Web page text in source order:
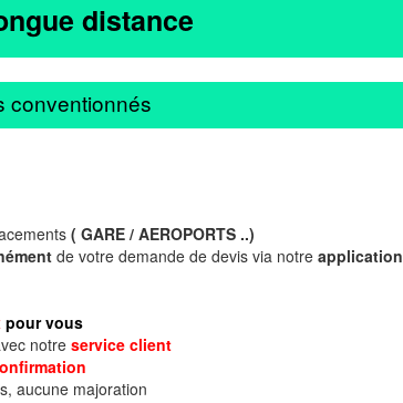
distance
conventionnés
( GARE / AEROPORTS ..)
de votre demande de devis via notre application
pour vous
notre service client
aucune majoration